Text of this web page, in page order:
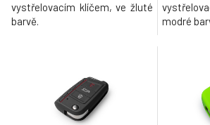
vystřelovacím klíčem, ve žluté
barvě.
modré